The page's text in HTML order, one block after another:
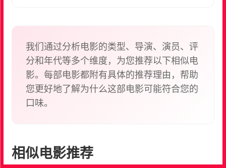
我们通过分析电影的类型、导演、演员、评
分和年代等多个维度，为您推荐以下相似电
影。每部电影都附有具体的推荐理由，帮助
您更好地了解为什么这部电影可能符合您的
口味。
相似电影推荐